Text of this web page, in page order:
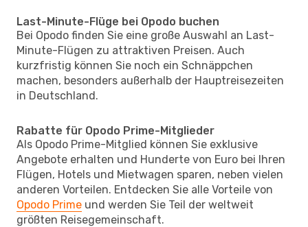
Last-Minute-Flüge bei Opodo buchen
Bei Opodo finden Sie eine große Auswahl an Last-
Minute-Flügen zu attraktiven Preisen. Auch
kurzfristig können Sie noch ein Schnäppchen
machen, besonders außerhalb der Hauptreisezeiten
in Deutschland.
Rabatte für Opodo Prime-Mitglieder
Als Opodo Prime-Mitglied können Sie exklusive
Angebote erhalten und Hunderte von Euro bei Ihren
Flügen, Hotels und Mietwagen sparen, neben vielen
anderen Vorteilen. Entdecken Sie alle Vorteile von
Opodo Prime und werden Sie Teil der weltweit
größten Reisegemeinschaft.